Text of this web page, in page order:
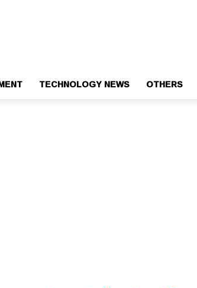
TECHNOLOGY NEWS OTHERS